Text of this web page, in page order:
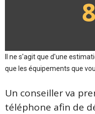
Il ne s'agit que d'une
que les équipements que
Un conseiller va
téléphone afin de